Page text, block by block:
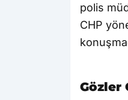
polis
CHP
Gözler